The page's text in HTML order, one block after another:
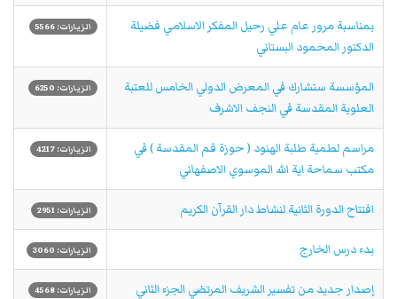
بمناسبة مرور عام علي رحيل المفكر الاسلامي فضيلة
الدكتور المحمود البستاني
الزيارات: 5566
المؤسسة ستشارك في المعرض الدولي الخامس للعتبة
العلوية المقدسة في النجف الاشرف
الزيارات: 6250
مراسم لطمية طلبة الهنود ( حوزة قم المقدسة ) في
مكتب سماحة اية الله الموسوي الاصفهاني
الزيارات: 4217
افتتاح الدورة الثانية لنشاط دار القرآن الكريم الزيارات: 2951
بدء درس الخارج الزيارات: 3060
إصدار جديد من تفسير الشريف المرتضي الجزء الثاني الزيارات: 4568